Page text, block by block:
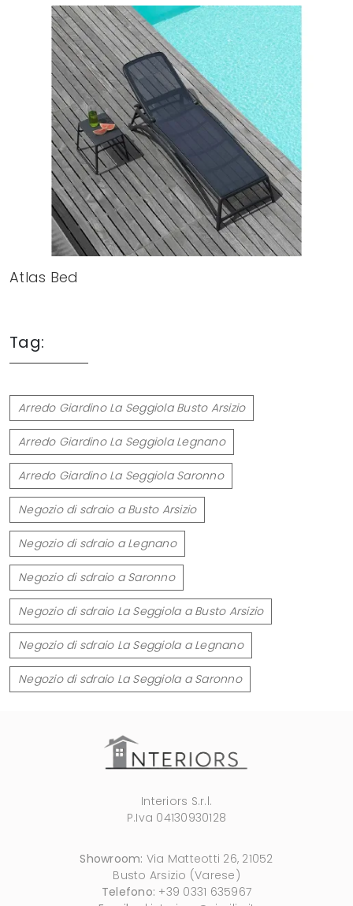
Atlas Bed
Tag:
Arredo Giardino La Seggiola Busto Arsizio
Arredo Giardino La Seggiola Legnano
Arredo Giardino La Seggiola Saronno
Negozio di sdraio a Busto Arsizio
Negozio di sdraio a Legnano
Negozio di sdraio a Saronno
Negozio di sdraio La Seggiola a Busto Arsizio
Negozio di sdraio La Seggiola a Legnano
Negozio di sdraio La Seggiola a Saronno
Interiors S.r.l.
P.Iva 04130930128
Showroom: Via Matteotti 26, 21052
Busto Arsizio (Varese)
Telefono: +39 0331 635967